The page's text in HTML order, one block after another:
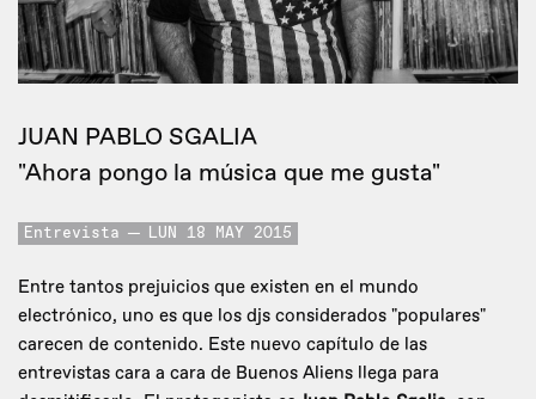
JUAN PABLO SGALIA
"Ahora pongo la música que me gusta"
Entrevista LUN 18 MAY 2015
Entre tantos prejuicios que existen en el mundo
electrónico, uno es que los djs considerados "populares"
carecen de contenido. Este nuevo capítulo de las
entrevistas cara a cara de Buenos Aliens llega para